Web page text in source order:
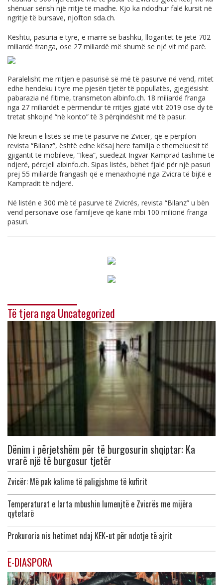
shënuar sërish një rritje të madhe. Kjo ka ndodhur falë kursit në
ngritje të bursave, njofton sda.ch.
Kështu, pasuria e tyre, e marrë së bashku, llogaritet të jetë 702
miliardë franga, ose 27 miliardë më shumë se një vit më parë.
Paralelisht me rritjen e pasurisë së më të pasurve në vend, rritet
edhe hendeku i tyre me pjesën tjetër të popullatës, gjegjësisht
pabarazia në fitime, transmeton albinfo.ch. 18 miliardë franga
nga 27 miliardët e përmendur të rritjes gjatë vitit 2019 ose dy të
tretat shkojnë “në konto” të 3 përqindëshit më të pasur.
Në kreun e listës së më të pasurve në Zvicër, që e përpilon
revista “Bilanz”, është edhe kësaj here familja e themeluesit të
gjigantit të mobileve, “Ikea”, suedezit Ingvar Kamprad tashmë të
ndjerë, përcjell albinfo.ch. Sipas listës, bëhet fjalë për një pasuri
prej 55 miliardë frangash që e menaxhojnë nga Zvicra të bijtë e
Kampradit të ndjerë.
Në listën e 300 më të pasurve të Zvicrës, revista “Bilanz” u bën
vend personave ose familjeve që kanë mbi 100 milionë franga
pasuri.
Të tjera nga Uncategorized
Dënim i përjetshëm për të burgosurin shqiptar: Ka
vrarë një të burgosur tjetër
Zvicër: Më pak kalime të paligjshme të kufirit
Temperaturat e larta mbushin lumenjtë e Zvicrës me mijëra
qytetarë
Prokuroria nis hetimet ndaj KEK-ut për ndotje të ajrit
E-DIASPORA